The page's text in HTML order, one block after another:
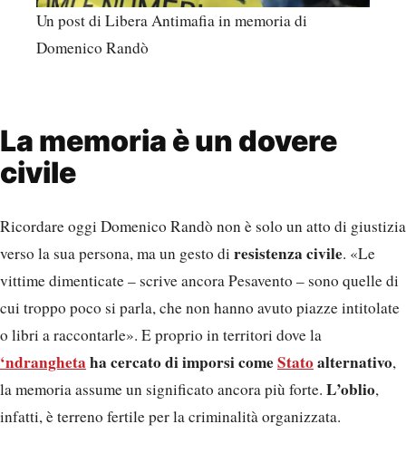
Un post di Libera Antimafia in memoria di
Domenico Randò
La memoria è un dovere
civile
Ricordare oggi Domenico Randò non è solo un atto di giustizia
verso la sua persona, ma un gesto di resistenza civile. «Le
vittime dimenticate – scrive ancora Pesavento – sono quelle di
cui troppo poco si parla, che non hanno avuto piazze intitolate
o libri a raccontarle». E proprio in territori dove la
‘ndrangheta ha cercato di imporsi comeStatoalternativo,
la memoria assume un significato ancora più forte. L’oblio,
infatti, è terreno fertile per la criminalità organizzata.